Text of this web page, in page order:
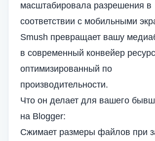
масштабировала разрешения в
соответствии с мобильными
Smush превращает вашу
в современный конвейер
оптимизированный по
производительности.
Что он делает для вашего
на Blogger:
Сжимает размеры файлов при